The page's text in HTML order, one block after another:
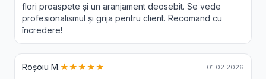
flori proaspete și un aranjament deosebit. Se vede
profesionalismul și grija pentru client. Recomand cu
încredere!
Roșoiu M.★★★★★ 01.02.2026